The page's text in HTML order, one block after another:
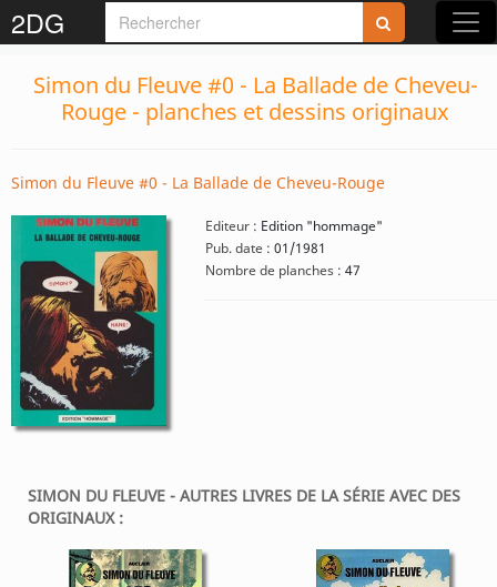
2DG
Simon du Fleuve #0 - La Ballade de Cheveu-
Rouge - planches et dessins originaux
Simon du Fleuve #0 - La Ballade de Cheveu-Rouge
Editeur : Edition "hommage"
Pub. date : 01/1981
Nombre de planches : 47
SIMON DU FLEUVE - AUTRES LIVRES DE LA SÉRIE AVEC DES
ORIGINAUX :